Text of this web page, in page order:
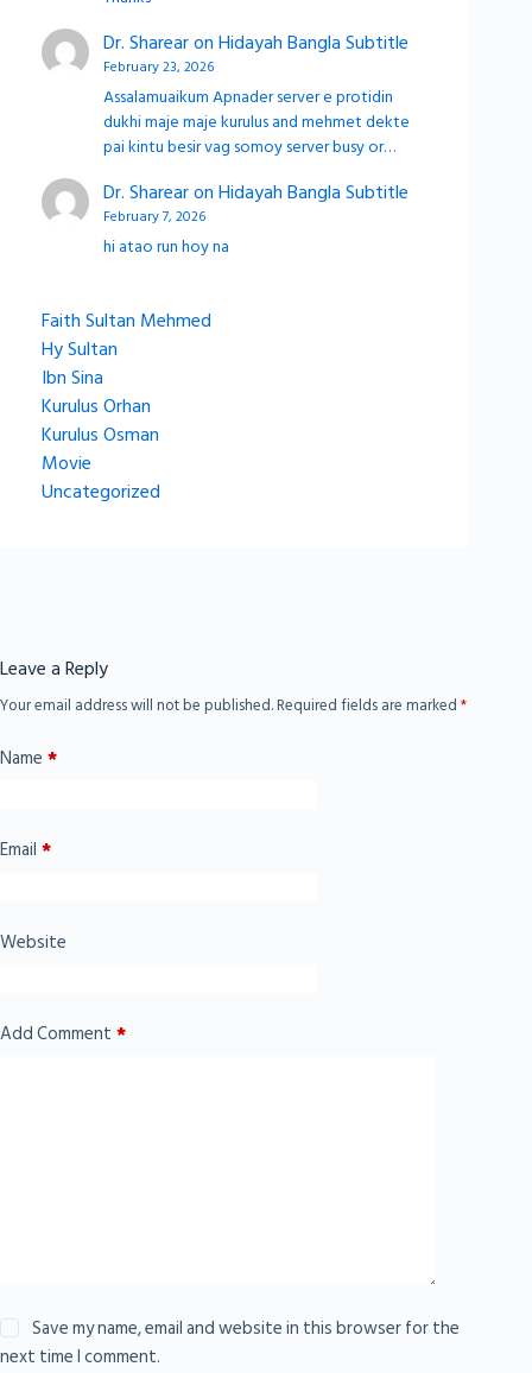
Dr. SharearonHidayah Bangla Subtitle
February 23, 2026
Assalamuaikum Apnader server e protidin
dukhi maje maje kurulus and mehmet dekte
pai kintu besir vag somoy server busy or…
Dr. SharearonHidayah Bangla Subtitle
February 7, 2026
hi atao run hoy na
Faith Sultan Mehmed
Hy Sultan
Ibn Sina
Kurulus Orhan
Kurulus Osman
Movie
Uncategorized
Leave a Reply
Your email address will not be published.Required fields are marked*
Name *
Email *
Website
Add Comment *
Save my name, email and website in this browser for the
next time I comment.